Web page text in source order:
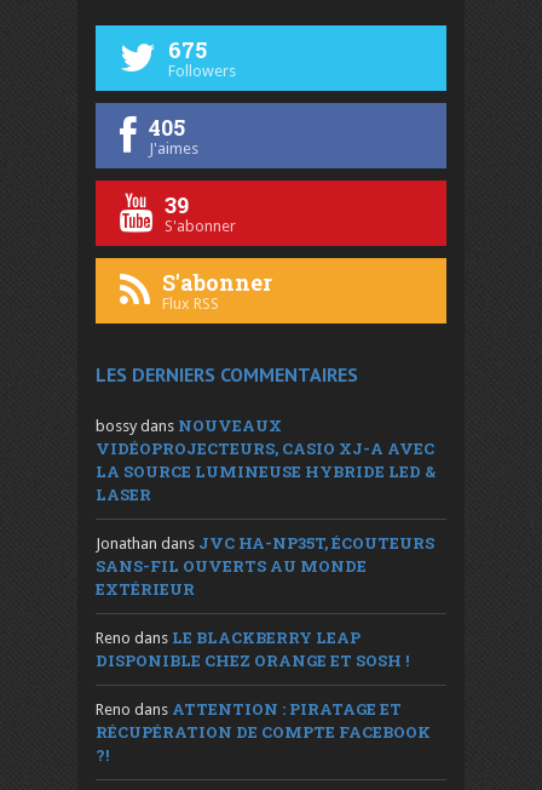
675
Followers
405
J'aimes
39
S'abonner
S'abonner
Flux RSS
LES DERNIERS COMMENTAIRES
bossy dans NOUVEAUX
VIDÉOPROJECTEURS, CASIO XJ-A AVEC
LA SOURCE LUMINEUSE HYBRIDE LED &
LASER
Jonathan dans JVC HA-NP35T, ÉCOUTEURS
SANS-FIL OUVERTS AU MONDE
EXTÉRIEUR
Reno dans LE BLACKBERRY LEAP
DISPONIBLE CHEZ ORANGE ET SOSH !
Reno dans ATTENTION : PIRATAGE ET
RÉCUPÉRATION DE COMPTE FACEBOOK
?!